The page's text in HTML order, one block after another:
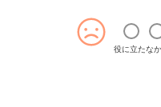
役に立たな